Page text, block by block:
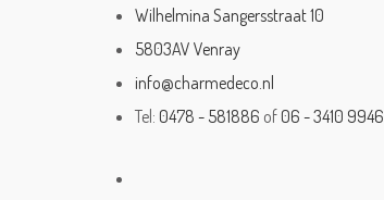
Wilhelmina Sangersstraat 10
5803AV Venray
info@charmedeco.nl
Tel: 0478 - 581886 of 06 - 3410 9946